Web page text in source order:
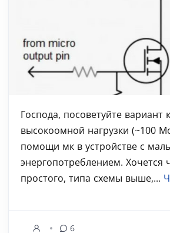
Господа, посоветуйте вариант
высокоомной нагрузки (~100
помощи мк в устройстве с
энергопотреблением. Хочется
простого, типа схемы выше,...
6